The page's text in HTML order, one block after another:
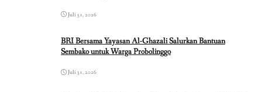
Juli 31, 2026
BRI Bersama Yayasan Al-Ghazali Salurkan Bantuan
Sembako untuk Warga Probolinggo
Juli 31, 2026